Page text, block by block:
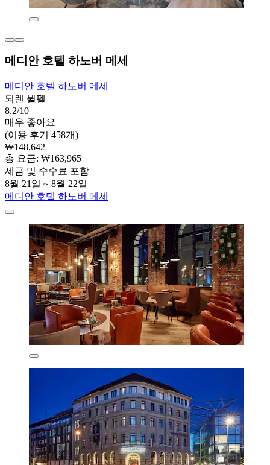
메디안 호텔 하노버 메세
메디안 호텔 하노버 메세
되렌 뷜펠
8.2/10
매우 좋아요
(이용 후기 458개)
₩148,642
총 요금: ₩163,965
세금 및 수수료 포함
8월 21일 ~ 8월 22일
메디안 호텔 하노버 메세